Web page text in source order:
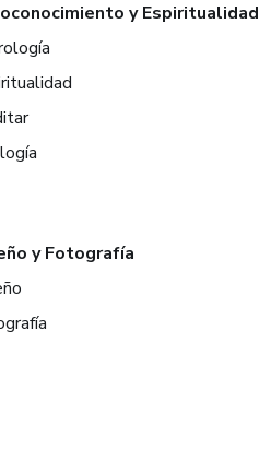
y Espiritualidad
y Fotografía